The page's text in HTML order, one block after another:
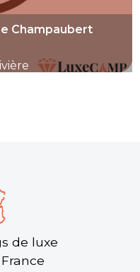
Champaubert
de luxe